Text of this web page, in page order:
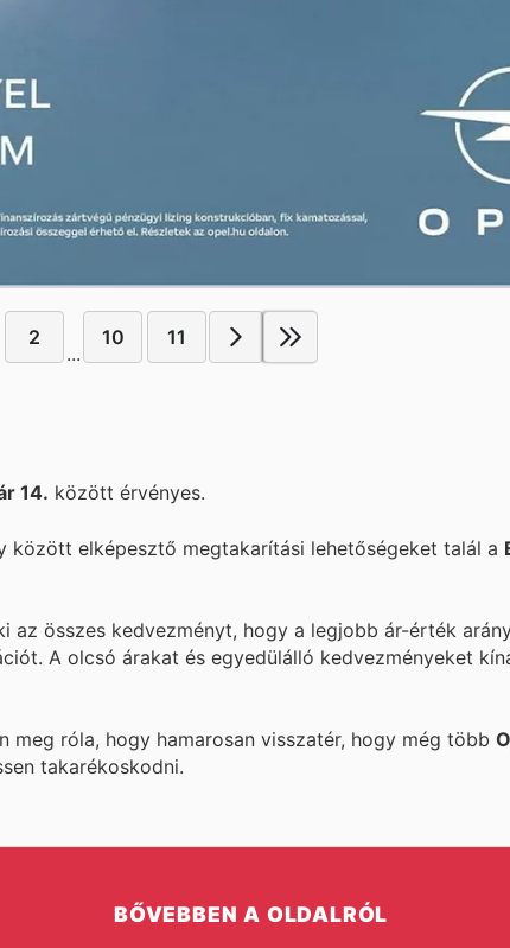
2
...
10 11
14. között érvényes.
között elképesztő megtakarítási lehetőségeket talál a
az összes kedvezményt, hogy a legjobb ár-érték
A olcsó árakat és egyedülálló kedvezményeket
róla, hogy hamarosan visszatér, hogy még több
takarékoskodni.
BŐVEBBEN A OLDALRÓL